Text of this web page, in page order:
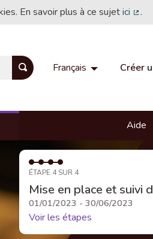
En savoir plus à ce sujetici .
Français Choisir la langue
Créer
Aide
ÉTAPE 4 SUR 4
Mise en place et suivi
01/01/2023 - 30/06/2023
Voir les étapes